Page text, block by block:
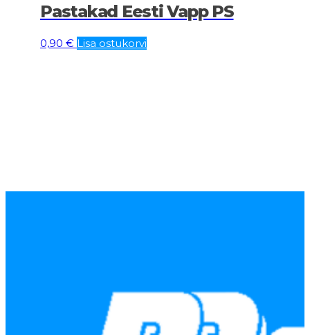
Pastakad Eesti Vapp PS
0,90 € Lisa ostukorvi